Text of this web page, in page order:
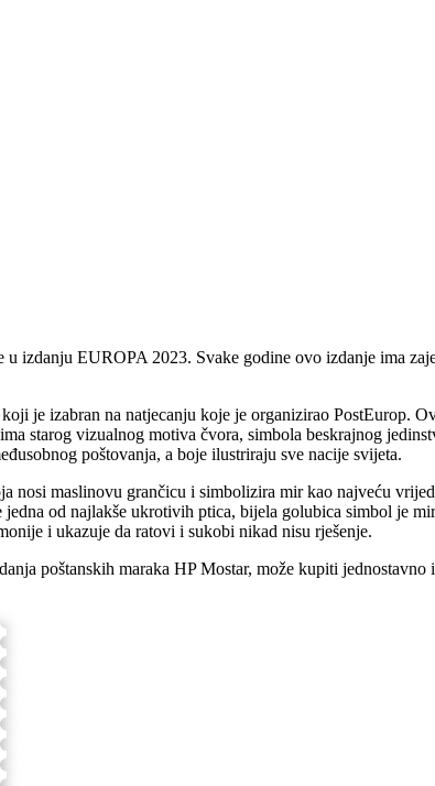
izdanju EUROPA 2023. Svake godine ovo izdanje ima
je izabran na natjecanju koje je organizirao PostEurop.
starog vizualnog motiva čvora, simbola beskrajnog
poštovanja, a boje ilustriraju sve nacije svijeta.
nosi maslinovu grančicu i simbolizira mir kao najveću
od najlakše ukrotivih ptica, bijela golubica simbol je
i ukazuje da ratovi i sukobi nikad nisu rješenje.
poštanskih maraka HP Mostar, može kupiti jednostavno i